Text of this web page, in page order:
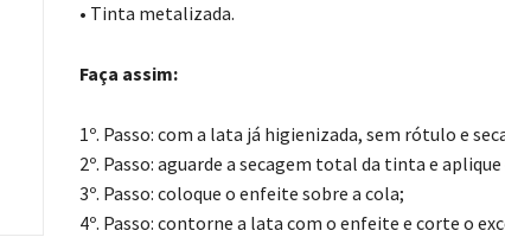
• Tinta metalizada.
Faça assim:
1º. Passo: com a lata já higienizada, sem rótulo e
2º. Passo: aguarde a secagem total da tinta e
3º. Passo: coloque o enfeite sobre a cola;
4º. Passo: contorne a lata com o enfeite e corte o